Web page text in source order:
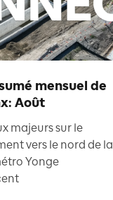
mensuel de
Août
majeurs sur le
vers le nord de la
Yonge